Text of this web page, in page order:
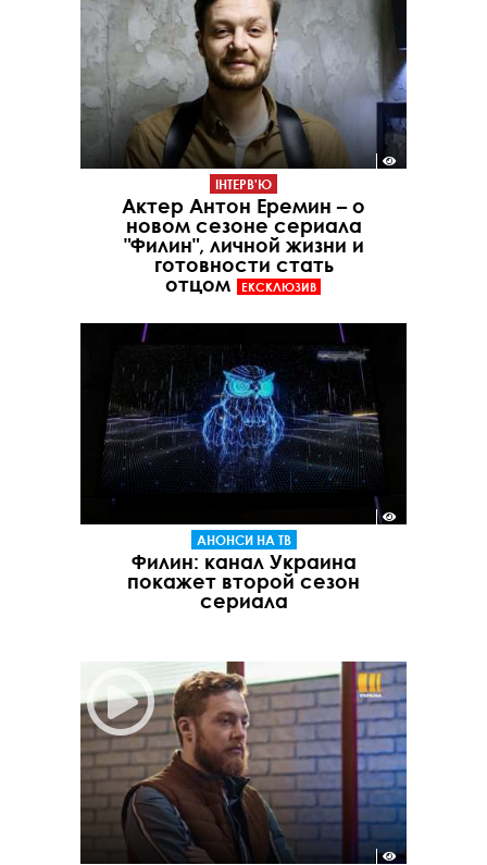
ІНТЕРВ'Ю
Актер Антон Еремин – о
новом сезоне сериала
"Филин", личной жизни и
готовности стать
отцом
ЕКСКЛЮЗИВ
АНОНСИ НА ТВ
Филин: канал Украина
покажет второй сезон
сериала